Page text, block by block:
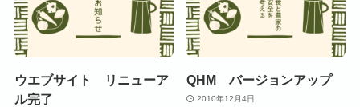
ウエブサイト リニューア
ル完了
QHM バージョンアップ
2010年12月4日